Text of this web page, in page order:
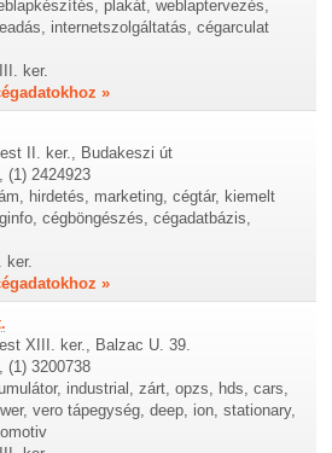
plakát, weblaptervezés,
internetszolgáltatás, cégarculat
ker.
»
II. ker., Budakeszi út
(1) 2424923
hirdetés, marketing, cégtár, kiemelt
cégböngészés, cégadatbázis,
ker.
»
XIII. ker., Balzac U. 39.
(1) 3200738
industrial, zárt, opzs, hds, cars,
vero tápegység, deep, ion, stationary,